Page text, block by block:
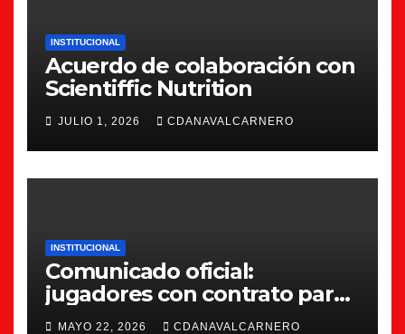
INSTITUCIONAL
Acuerdo de colaboración con
Scientiffic Nutrition
JULIO 1, 2026 CDANAVALCARNERO
INSTITUCIONAL
Comunicado oficial:
jugadores con contrato para
la 26/27
MAYO 22, 2026 CDANAVALCARNERO